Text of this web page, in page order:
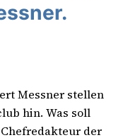
Messner stellen
hin. Was soll
der